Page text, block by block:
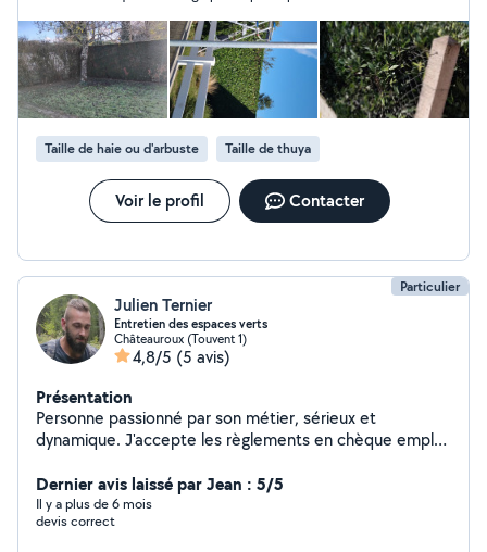
difficiles imprévues .Nous le recommandons à tous , nous
n'hésiterons pas à faire appel à nouveau à ses services et le
remercions de l'excellent travail effectué.
Taille de haie ou d'arbuste Taille de thuya
Voir le profil Contacter
Particulier
Julien Ternier
Entretien des espaces verts
Châteauroux (Touvent 1)
4,8/5 (5 avis)
Présentation
Personne passionné par son métier, sérieux et
dynamique. J'accepte les règlements en chèque emploi
d'impôts.
Dernier avis laissé par Jean : 5/5
Il y a plus de 6 mois
devis correct